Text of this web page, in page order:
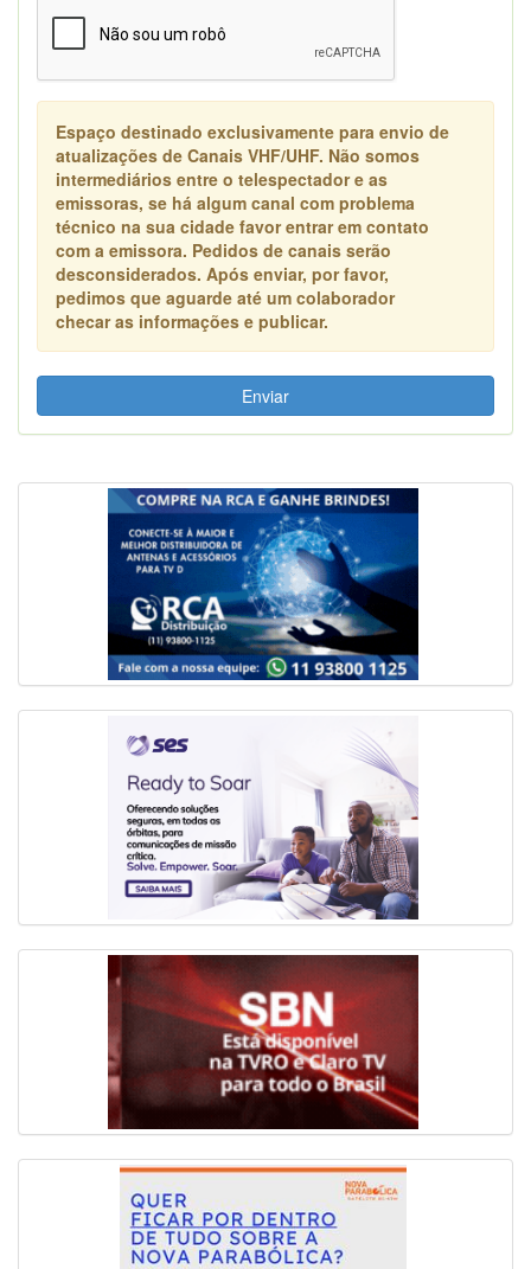
Espaço destinado exclusivamente para envio de
atualizações de Canais VHF/UHF. Não somos
intermediários entre o telespectador e as
emissoras, se há algum canal com problema
técnico na sua cidade favor entrar em contato
com a emissora. Pedidos de canais serão
desconsiderados. Após enviar, por favor,
pedimos que aguarde até um colaborador
checar as informações e publicar.
Enviar